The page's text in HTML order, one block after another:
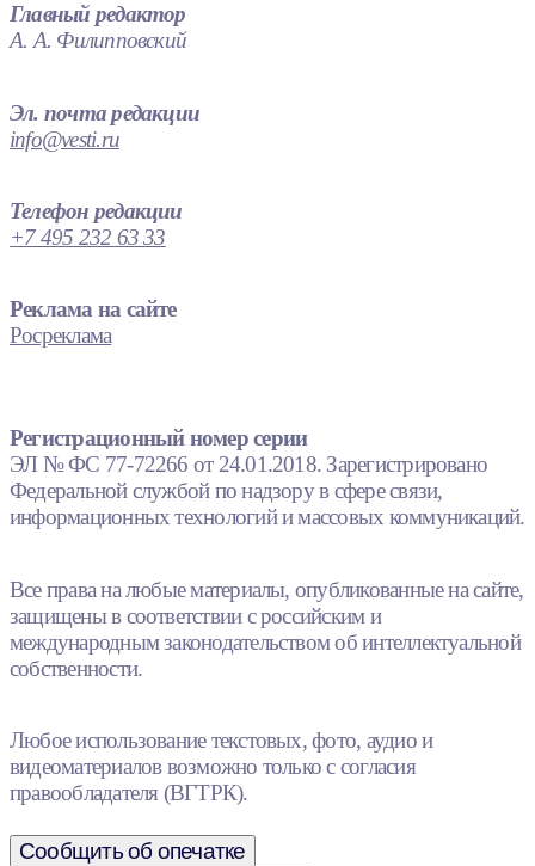
Главный редактор
А. А. Филипповский
Эл. почта редакции
info@vesti.ru
Телефон редакции
+7 495 232 63 33
Реклама на сайте
Росреклама
Регистрационный номер серии
ЭЛ № ФС 77-72266 от 24.01.2018. Зарегистрировано
Федеральной службой по надзору в сфере связи,
информационных технологий и массовых коммуникаций.
Все права на любые материалы, опубликованные на сайте,
защищены в соответствии с российским и
международным законодательством об интеллектуальной
собственности.
Любое использование текстовых, фото, аудио и
видеоматериалов возможно только с согласия
правообладателя (ВГТРК).
Сообщить об опечатке